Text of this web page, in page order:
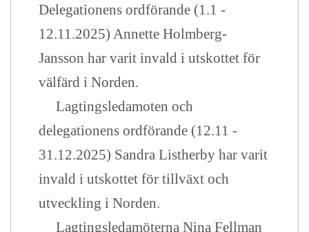
Delegationens ordförande (1.1 -
12.11.2025) Annette Holmberg-
Jansson har varit invald i utskottet för
välfärd i Norden.
Lagtingsledamoten och
delegationens ordförande (12.11 -
31.12.2025) Sandra Listherby har varit
invald i utskottet för tillväxt och
utveckling i Norden.
Lagtingsledamöterna Nina Fellman